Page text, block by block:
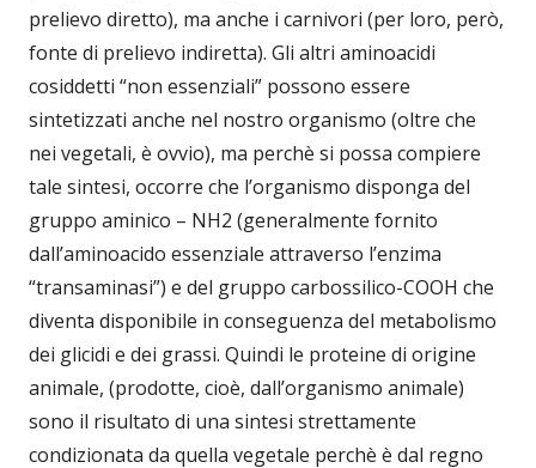
prelievo diretto), ma anche i carnivori (per loro, però,
fonte di prelievo indiretta). Gli altri aminoacidi
cosiddetti “non essenziali” possono essere
sintetizzati anche nel nostro organismo (oltre che
nei vegetali, è ovvio), ma perchè si possa compiere
tale sintesi, occorre che l’organismo disponga del
gruppo aminico – NH2 (generalmente fornito
dall’aminoacido essenziale attraverso l’enzima
“transaminasi”) e del gruppo carbossilico-COOH che
diventa disponibile in conseguenza del metabolismo
dei glicidi e dei grassi. Quindi le proteine di origine
animale, (prodotte, cioè, dall’organismo animale)
sono il risultato di una sintesi strettamente
condizionata da quella vegetale perchè è dal regno